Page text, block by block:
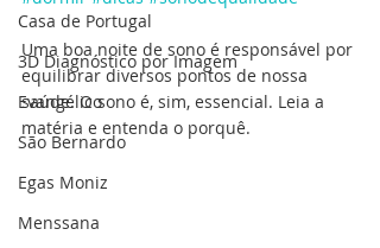
Casa de Portugal
3D Diagnóstico por Imagem
Evangélico
São Bernardo
Egas Moniz
Menssana
Uma boa noite de sono é responsável por
equilibrar diversos pontos de nossa
saúde. O sono é, sim, essencial. Leia a
matéria e entenda o porquê.